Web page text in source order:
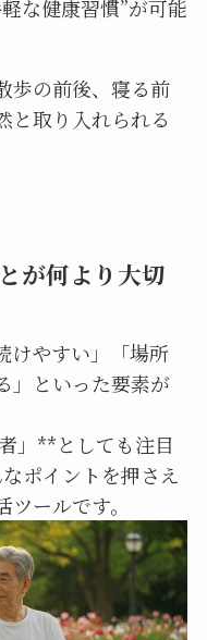
な健康習慣”が可能
歩の前後、寝る前
と取り入れられる
が何より大切
けやすい」「場所
」といった要素が
」**としても注目
ポイントを押さえ
ールです。